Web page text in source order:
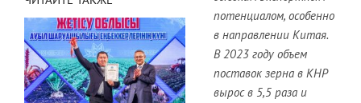
потенциалом, особенно
в направлении Китая.
В 2023 году объем
поставок зерна в КНР
вырос в 5,5 раза и